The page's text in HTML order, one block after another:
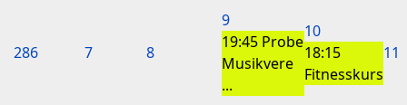
286 7 8
9
19:45 Probe
Musikvere
...
10
18:15
Fitnesskurs
11